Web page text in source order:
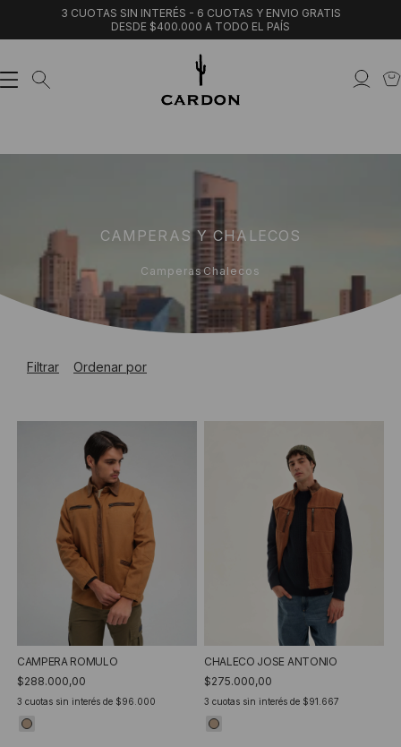
3 CUOTAS SIN INTERÉS - 6 CUOTAS Y ENVIO GRATIS
DESDE $400.000 A TODO EL PAÍS
CAMPERAS Y CHALECOS
Camperas Chalecos
Filtrar Ordenar por
CAMPERA ROMULO
$288.000,00
3 cuotas sin interés de $96.000
CHALECO JOSE ANTONIO
$275.000,00
3 cuotas sin interés de $91.667